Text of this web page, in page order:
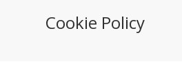
Cookie Policy